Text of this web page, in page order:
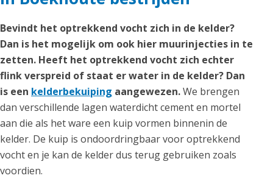
Bevindt het optrekkend vocht zich in de kelder?
Dan is het mogelijk om ook hier muurinjecties in te
zetten. Heeft het optrekkend vocht zich echter
flink verspreid of staat er water in de kelder? Dan
is een kelderbekuiping aangewezen.We brengen
dan verschillende lagen waterdicht cement en mortel
aan die als het ware een kuip vormen binnenin de
kelder. De kuip is ondoordringbaar voor optrekkend
vocht en je kan de kelder dus terug gebruiken zoals
voordien.